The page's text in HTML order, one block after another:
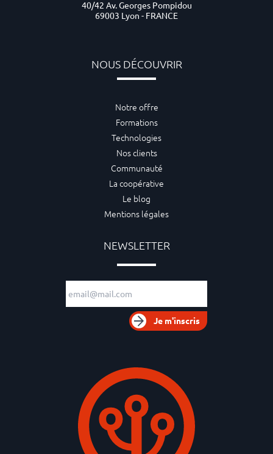
40/42 Av. Georges Pompidou
69003 Lyon - FRANCE
NOUS DÉCOUVRIR
Notre offre
Formations
Technologies
Nos clients
Communauté
La coopérative
Le blog
Mentions légales
NEWSLETTER
Adresse e-mail
Je m'inscris